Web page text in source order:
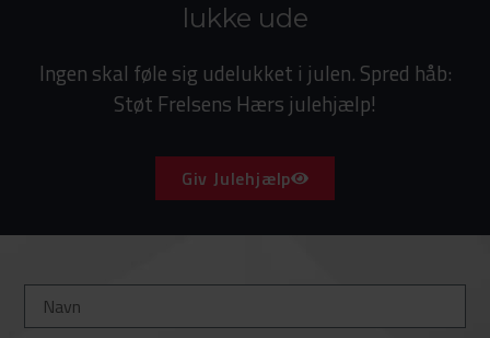
lukke ude
Ingen skal føle sig udelukket i julen. Spred håb:
Støt Frelsens Hærs julehjælp!
Giv Julehjælp